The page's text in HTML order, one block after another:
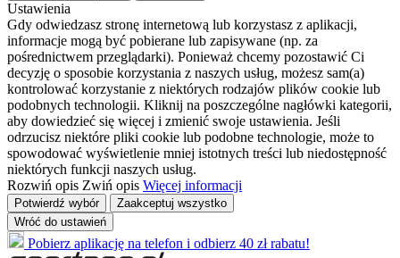
Ustawienia
Gdy odwiedzasz stronę internetową lub korzystasz z aplikacji,
informacje mogą być pobierane lub zapisywane (np. za
pośrednictwem przeglądarki). Ponieważ chcemy pozostawić Ci
decyzję o sposobie korzystania z naszych usług, możesz sam(a)
kontrolować korzystanie z niektórych rodzajów plików cookie lub
podobnych technologii. Kliknij na poszczególne nagłówki kategorii,
aby dowiedzieć się więcej i zmienić swoje ustawienia. Jeśli
odrzucisz niektóre pliki cookie lub podobne technologie, może to
spowodować wyświetlenie mniej istotnych treści lub niedostępność
niektórych funkcji naszych usług.
Rozwiń opis Zwiń opis Więcej informacji
Potwierdź wybór
Zaakceptuj wszystko
Wróć do ustawień
Pobierz aplikację na telefon i odbierz 40 zł rabatu!